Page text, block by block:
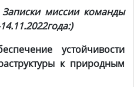
миссии команды
устойчивости
к природным